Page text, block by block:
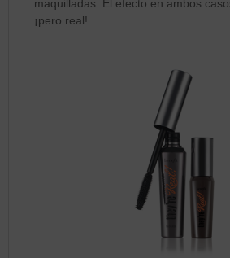
maquilladas. El efecto en ambos
¡pero real!.